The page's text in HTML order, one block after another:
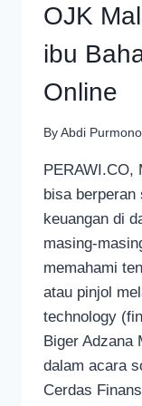
OJK
ibu
Online
By Abdi Purmono
bisa
keuangan di
masing-
memahami
atau pinjol
technology
Biger Adzana
dalam acara
Cerdas